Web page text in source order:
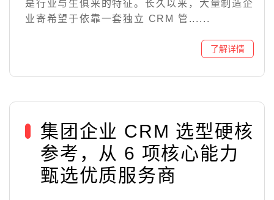
是行业与生俱来的特征。长久以来，大量制造企
业寄希望于依靠一套独立 CRM 管......
集团企业 CRM 选型硬核
参考，从 6 项核心能力
甄选优质服务商